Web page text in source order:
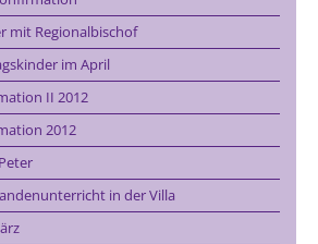
mit Regionalbischof
im April
II 2012
2012
in der Villa